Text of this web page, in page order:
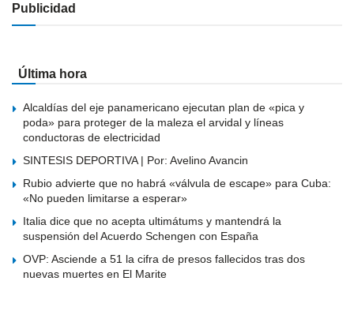
Publicidad
Última hora
Alcaldías del eje panamericano ejecutan plan de «pica y
poda» para proteger de la maleza el arvidal y líneas
conductoras de electricidad
SINTESIS DEPORTIVA | Por: Avelino Avancin
Rubio advierte que no habrá «válvula de escape» para Cuba:
«No pueden limitarse a esperar»
Italia dice que no acepta ultimátums y mantendrá la
suspensión del Acuerdo Schengen con España
OVP: Asciende a 51 la cifra de presos fallecidos tras dos
nuevas muertes en El Marite